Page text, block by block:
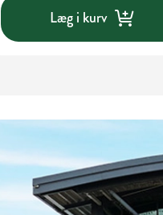
Læg i kurv